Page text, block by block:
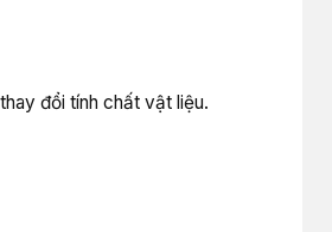
đổi tính chất vật liệu.